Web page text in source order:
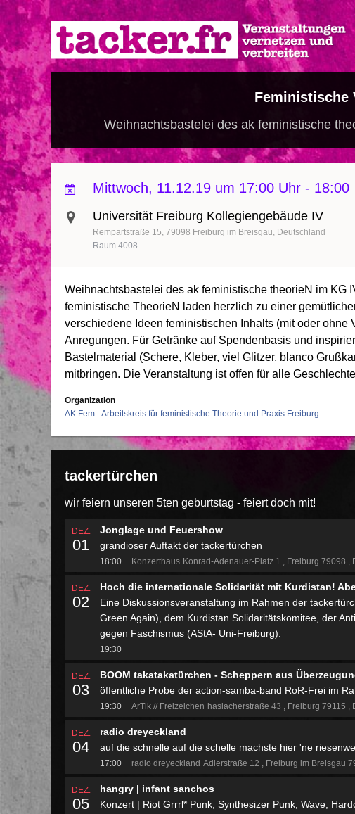
Direkt
zum
Inhalt
Feministische
Weihnachtsbastelei des ak feministische
Mittwoch, 11.12.19 um 17:00 Uhr - 18:00
Universität Freiburg Kollegiengebäude IV
Rempartstraße 15 79098 Freiburg im Breisgau Deutschland
Raum 4008
Weihnachtsbastelei des ak feministische theorieN im KG
feministische TheorieN laden herzlich zu einer
verschiedene Ideen feministischen Inhalts (mit oder
Anregungen. Für Getränke auf Spendenbasis und
Bastelmaterial (Schere, Kleber, viel Glitzer, blanco
mitbringen. Die Veranstaltung ist offen für alle
Organization
AK Fem - Arbeitskreis für feministische Theorie und Praxis Freiburg
tackertürchen
wir feiern unseren 5ten geburtstag - feiert doch mit!
DEZ.
01
Jonglage und Feuershow
grandioser Auftakt der tackertürchen
18:00 Konzerthaus Konrad-Adenauer-Platz 1 Freiburg 79098
DEZ.
02
Hoch die internationale Solidarität mit Kurdistan!
Eine Diskussionsveranstaltung im Rahmen der
Green Again), dem Kurdistan Solidaritätskomitee, der
gegen Faschismus (AStA- Uni-Freiburg).
19:30
DEZ.
03
BOOM takatakatürchen - Scheppern aus
öffentliche Probe der action-samba-band RoR-Frei im
19:30 ArTik // Freizeichen haslacherstraße 43 Freiburg 79115
DEZ.
04
radio dreyeckland
auf die schnelle auf die schelle machste hier 'ne
17:00 radio dreyeckland Adlerstraße 12 Freiburg im Breisgau
DEZ.
05
hangry | infant sanchos
Konzert | Riot Grrrl* Punk, Synthesizer Punk, Wave,